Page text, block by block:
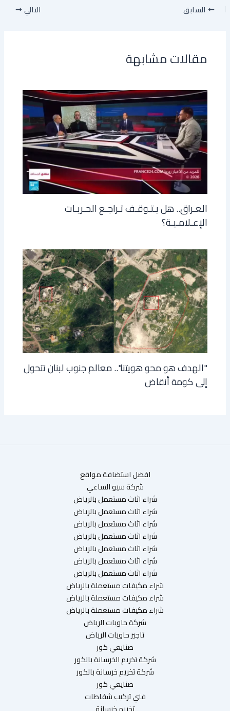
السابق التالي
مقالات مشابهة
العـراق.. هل يـتـوقـف تـراجـع الحـريـات
الإعـلامـيـة؟
"الهدف هو محو هويتنا".. معالم جنوب لبنان تتحول
إلى كومة أنقاض
افضل استضافة مواقع
شركة سيو الساعي
شراء اثاث مستعمل بالرياض
شراء اثاث مستعمل بالرياض
شراء اثاث مستعمل بالرياض
شراء اثاث مستعمل بالرياض
شراء اثاث مستعمل بالرياض
شراء اثاث مستعمل بالرياض
شراء اثاث مستعمل بالرياض
شراء مكيفات مستعملة بالرياض
شراء مكيفات مستعملة بالرياض
شراء مكيفات مستعملة بالرياض
شركة حاويات الرياض
تاجير حاويات الرياض
صنايعي كور
شركة تخريم الخرسانة بالكور
شركة تخريم خرسانة بالكور
صنايعي كور
فني تركيب شفاطات